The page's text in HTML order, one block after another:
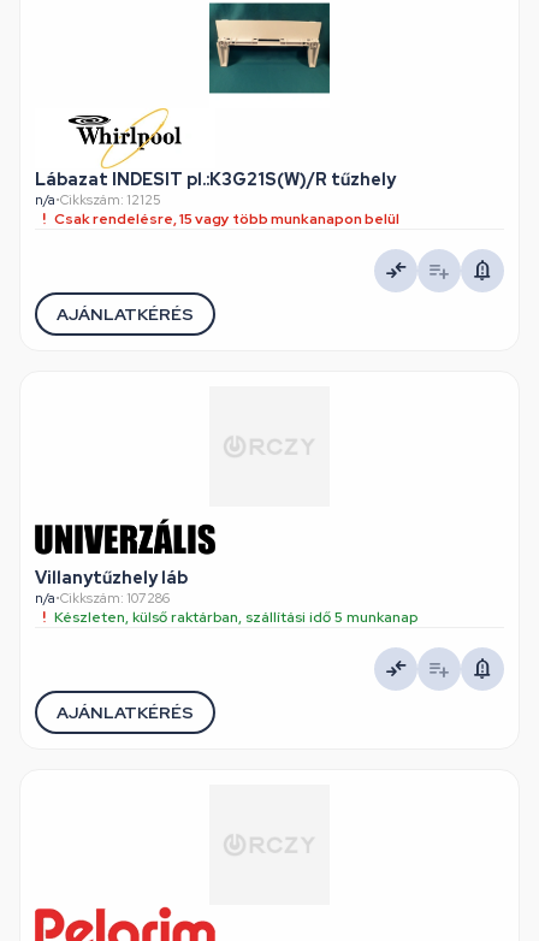
Lábazat INDESIT pl.:K3G21S(W)/R tűzhely
n/a•Cikkszám: 12125
Csak rendelésre, 15 vagy több munkanapon belül
AJÁNLATKÉRÉS
Villanytűzhely láb
n/a•Cikkszám: 107286
Készleten, külső raktárban, szállítási idő 5 munkanap
AJÁNLATKÉRÉS